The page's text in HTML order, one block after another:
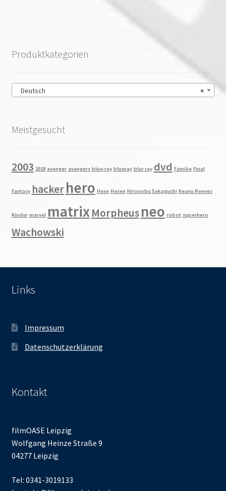
Produktkategorien
×
Deutsch
Meistgesucht
2003 2018 avenger avengers blue-ray blueray blur ray dvd Familie Final
Fantasy hackerhero Hexe Hexen Hironobu Sakaguchi Keanu Reeves
Kinder marvel matrixMorpheusneo robot superhero
Wachowski
Links
Impressum
Datenschutzerklärung
Kontakt
filmOASE Leipzig
Wolfgang Heinze Straße 9
04277 Leipzig
Tel: 0341-3019133